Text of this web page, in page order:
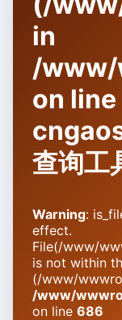
in
/www/
on line
查询工
Warning:
effect.
File(/www/
is not within
(/www/
/www/
on line 686